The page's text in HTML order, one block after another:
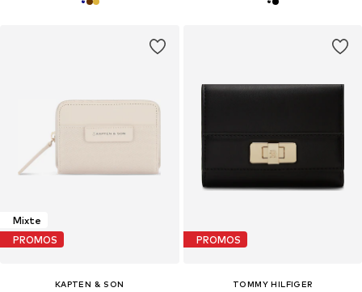
Mixte
PROMOS
KAPTEN & SON
PROMOS
TOMMY HILFIGER